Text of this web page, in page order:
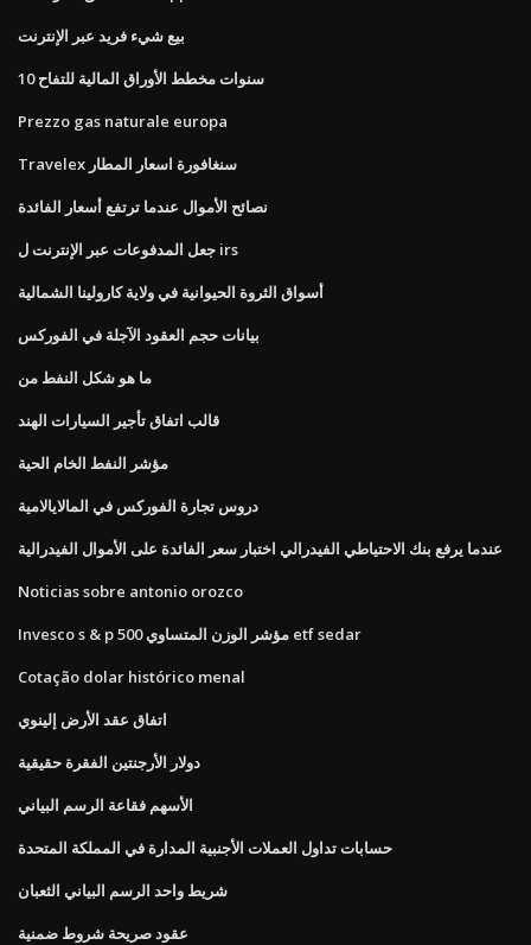
بيع شيء فريد عبر الإنترنت
10 سنوات مخطط الأوراق المالية للتفاح
Prezzo gas naturale europa
Travelex سنغافورة اسعار المطار
نصائح الأموال عندما ترتفع أسعار الفائدة
جعل المدفوعات عبر الإنترنت ل irs
أسواق الثروة الحيوانية في ولاية كارولينا الشمالية
بيانات حجم العقود الآجلة في الفوركس
ما هو شكل النفط من
قالب اتفاق تأجير السيارات الهند
مؤشر النفط الخام الحية
دروس تجارة الفوركس في المالايالامية
عندما يرفع بنك الاحتياطي الفيدرالي اختبار سعر الفائدة على الأموال الفيدرالية
Noticias sobre antonio orozco
Invesco s & p 500 مؤشر الوزن المتساوي etf sedar
Cotação dolar histórico menal
اتفاق عقد الأرض إلينوي
دولار الأرجنتين الفقرة حقيقية
الأسهم فقاعة الرسم البياني
حسابات تداول العملات الأجنبية المدارة في المملكة المتحدة
شريط واحد الرسم البياني الثعبان
عقود صريحة شروط ضمنية